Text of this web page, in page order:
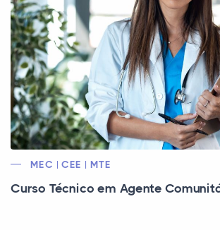
MEC | CEE | MTE
Curso Técnico em Agente